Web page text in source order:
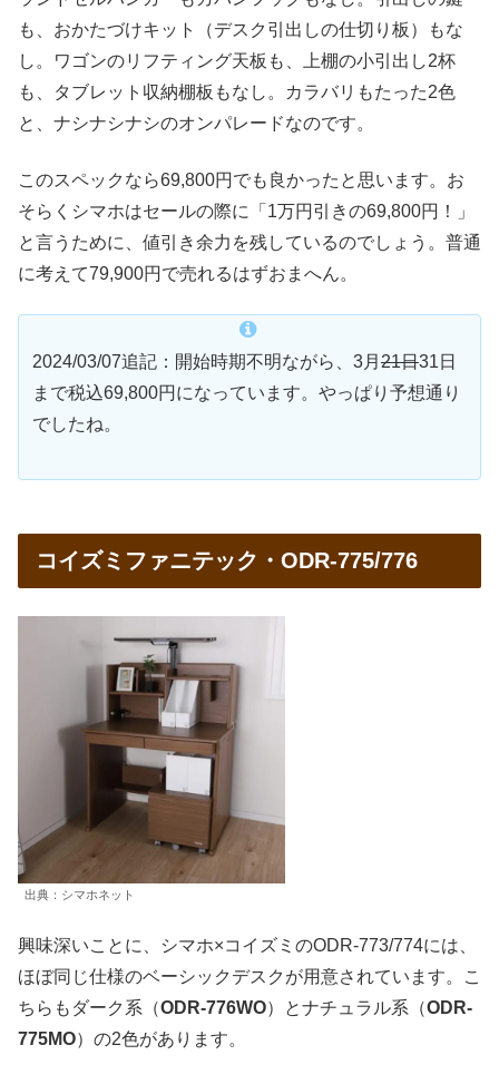
も、おかたづけキット（デスク引出しの仕切り板）もな
し。ワゴンのリフティング天板も、上棚の小引出し2杯
も、タブレット収納棚板もなし。カラバリもたった2色
と、ナシナシナシのオンパレードなのです。
このスペックなら69,800円でも良かったと思います。お
そらくシマホはセールの際に「1万円引きの69,800円！」
と言うために、値引き余力を残しているのでしょう。普通
に考えて79,900円で売れるはずおまへん。
2024/03/07追記：開始時期不明ながら、3月 21日31日
まで税込69,800円になっています。やっぱり予想通り
でしたね。
コイズミファニテック・ODR-775/776
出典：シマホネット
興味深いことに、シマホ×コイズミのODR-773/774には、
ほぼ同じ仕様のベーシックデスクが用意されています。こ
ちらもダーク系（ODR-776WO）とナチュラル系（ODR-
775MO）の2色があります。